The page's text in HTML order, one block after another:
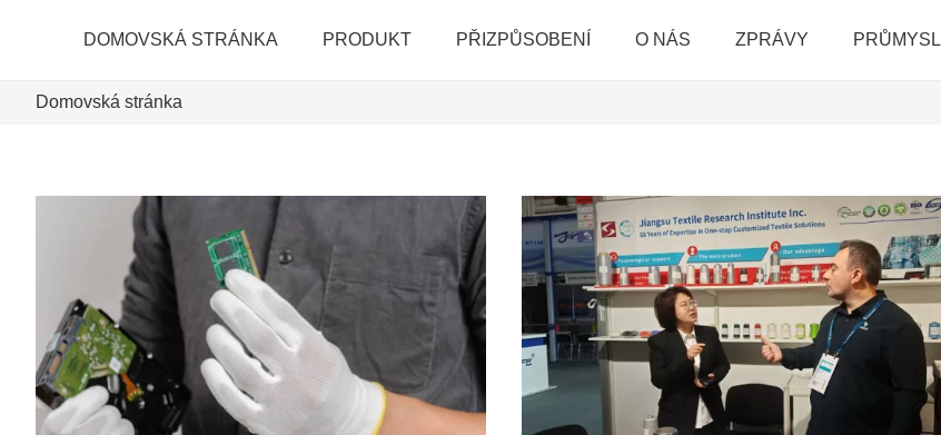
DOMOVSKÁ STRÁNKA PRODUKT PŘIZPŮSOBENÍ O NÁS ZPRÁVY PRŮMYSL
Domovská stránka